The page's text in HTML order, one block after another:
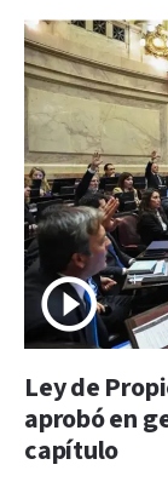
Ley de
aprobó en
capítulo